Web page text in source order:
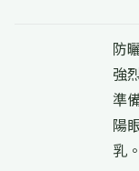
防
強
準
陽
乳。